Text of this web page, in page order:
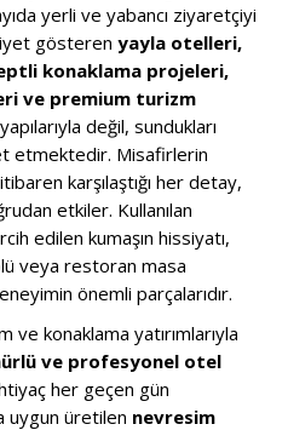
yerli ve yabancı ziyaretçiyi
gösteren yayla otelleri,
konaklama projeleri,
ve premium turizm
değil, sundukları
etmektedir. Misafirlerin
karşılaştığı her detay,
etkiler. Kullanılan
edilen kumaşın hissiyatı,
veya restoran masa
önemli parçalarıdır.
ve konaklama yatırımlarıyla
ve profesyonel otel
her geçen gün
uygun üretilen nevresim